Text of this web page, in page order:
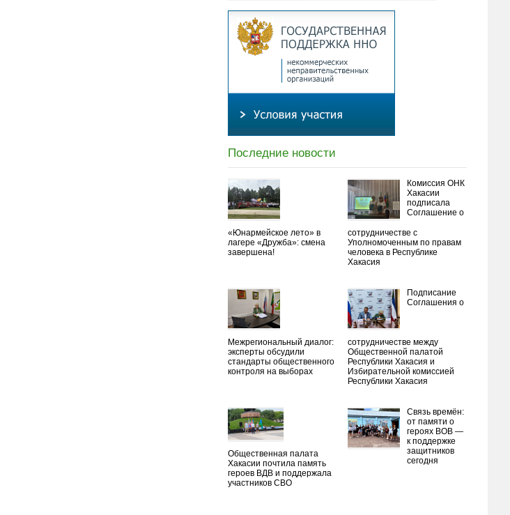
Последние новости
«Юнармейское лето» в
лагере «Дружба»: смена
завершена!
Комиссия ОНК
Хакасии
подписала
Соглашение о
сотрудничестве с
Уполномоченным по правам
человека в Республике
Хакасия
Межрегиональный диалог:
эксперты обсудили
стандарты общественного
контроля на выборах
Подписание
Соглашения о
сотрудничестве между
Общественной палатой
Республики Хакасия и
Избирательной комиссией
Республики Хакасия
Общественная палата
Хакасии почтила память
героев ВДВ и поддержала
участников СВО
Связь времён:
от памяти о
героях ВОВ —
к поддержке
защитников
сегодня